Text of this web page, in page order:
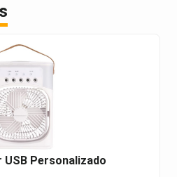
Personalizado